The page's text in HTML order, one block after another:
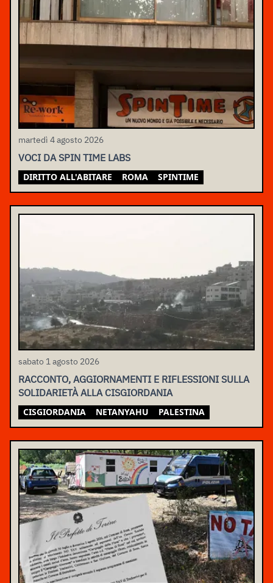
martedì 4 agosto 2026
VOCI DA SPIN TIME LABS
DIRITTO ALL'ABITARE ROMA SPINTIME
sabato 1 agosto 2026
RACCONTO, AGGIORNAMENTI E RIFLESSIONI SULLA
SOLIDARIETÀ ALLA CISGIORDANIA
CISGIORDANIA NETANYAHU PALESTINA